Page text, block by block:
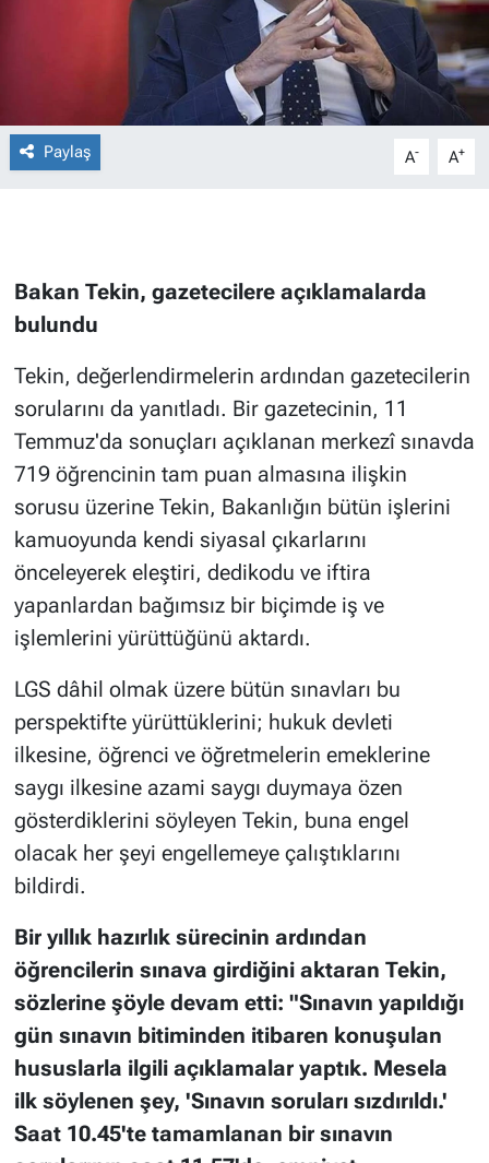
Paylaş A- A+
Bakan Tekin, gazetecilere açıklamalarda
bulundu
Tekin, değerlendirmelerin ardından gazetecilerin
sorularını da yanıtladı. Bir gazetecinin, 11
Temmuz'da sonuçları açıklanan merkezî sınavda
719 öğrencinin tam puan almasına ilişkin
sorusu üzerine Tekin, Bakanlığın bütün işlerini
kamuoyunda kendi siyasal çıkarlarını
önceleyerek eleştiri, dedikodu ve iftira
yapanlardan bağımsız bir biçimde iş ve
işlemlerini yürüttüğünü aktardı.
LGS dâhil olmak üzere bütün sınavları bu
perspektifte yürüttüklerini; hukuk devleti
ilkesine, öğrenci ve öğretmelerin emeklerine
saygı ilkesine azami saygı duymaya özen
gösterdiklerini söyleyen Tekin, buna engel
olacak her şeyi engellemeye çalıştıklarını
bildirdi.
Bir yıllık hazırlık sürecinin ardından
öğrencilerin sınava girdiğini aktaran Tekin,
sözlerine şöyle devam etti: "Sınavın yapıldığı
gün sınavın bitiminden itibaren konuşulan
hususlarla ilgili açıklamalar yaptık. Mesela
ilk söylenen şey, 'Sınavın soruları sızdırıldı.'
Saat 10.45'te tamamlanan bir sınavın